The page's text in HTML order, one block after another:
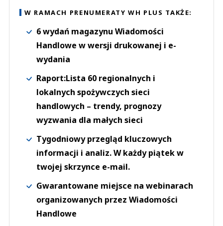
W RAMACH PRENUMERATY WH PLUS TAKŻE:
6 wydań magazynu Wiadomości
Handlowe w wersji drukowanej i e-
wydania
Raport:Lista 60 regionalnych i
lokalnych spożywczych sieci
handlowych – trendy, prognozy
wyzwania dla małych sieci
Tygodniowy przegląd kluczowych
informacji i analiz. W każdy piątek w
twojej skrzynce e-mail.
Gwarantowane miejsce na webinarach
organizowanych przez Wiadomości
Handlowe